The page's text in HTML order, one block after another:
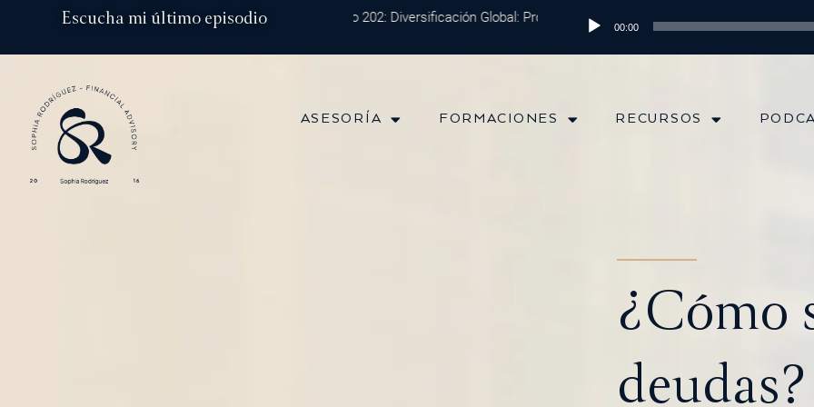
contenido
Escucha mi último episodio Episodio 202: Diversificación Global: Protege tu Dinero y Maximiza tus Inversiones
Reproductor
00:00
ASESORÍA FORMACIONES RECURSOS
¿Cómo
deudas?